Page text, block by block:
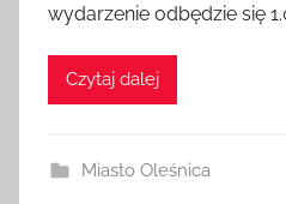
wydarzenie odbędzie się
Czytaj dalej
Miasto Oleśnica